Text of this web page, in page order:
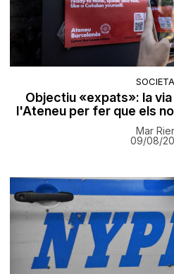
Objectiu «expats»: la
l'Ateneu per fer que els
Mar
09/08/